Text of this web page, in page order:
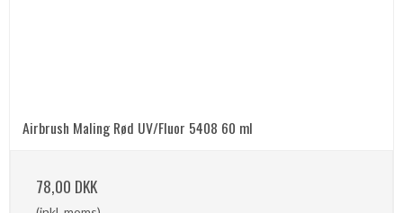
Airbrush Maling Rød UV/Fluor 5408 60 ml
78,00 DKK